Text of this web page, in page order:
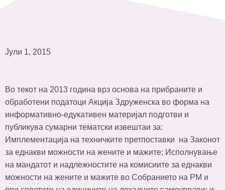
Јули 1, 2015
Во текот на 2013 година врз основа на прибраните и
обработени податоци Акција Здруженска во форма на
информативно-едукативен материјал подготви и
публикува сумарни тематски извештаи за:
Имплементација на техничките претпоставки на Законот
за еднакви можности на жените и мажите; Исполнување
на мандатот и надлежностите на комисиите за еднакви
можности на жените и мажите во Собранието на РМ и